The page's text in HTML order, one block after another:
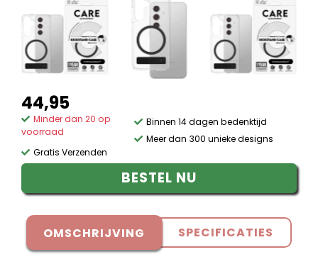
44,95
Minder dan 20 op
voorraad
Gratis Verzenden
Binnen 14 dagen bedenktijd
Meer dan 300 unieke designs
BESTEL NU
OMSCHRIJVING SPECIFICATIES